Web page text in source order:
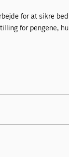
for at sikre
for pengene,